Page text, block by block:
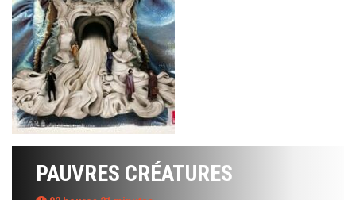
PAUVRES CRÉATURES